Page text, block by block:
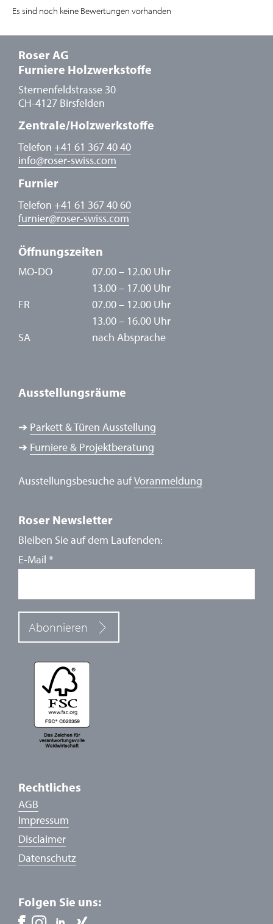
Es sind noch keine Bewertungen vorhanden
Roser AG
Furniere Holzwerkstoffe
Sternenfeldstrasse 30
CH-4127 Birsfelden
Zentrale/Holzwerkstoffe
Telefon +41 61 367 40 40
info@roser-swiss.com
Furnier
Telefon +41 61 367 40 60
furnier@roser-swiss.com
Öffnungszeiten
MO-DO
07.00 – 12.00 Uhr
13.00 – 17.00 Uhr
FR
07.00 – 12.00 Uhr
13.00 – 16.00 Uhr
SA
nach Absprache
Ausstellungsräume
➔ Parkett & Türen Ausstellung
➔ Furniere & Projektberatung
Ausstellungsbesuche aufVoranmeldung
Roser Newsletter
Bleiben Sie auf dem Laufenden:
E-Mail *
Abonnieren
Rechtliches
AGB
Impressum
Disclaimer
Datenschutz
Folgen Sie uns: